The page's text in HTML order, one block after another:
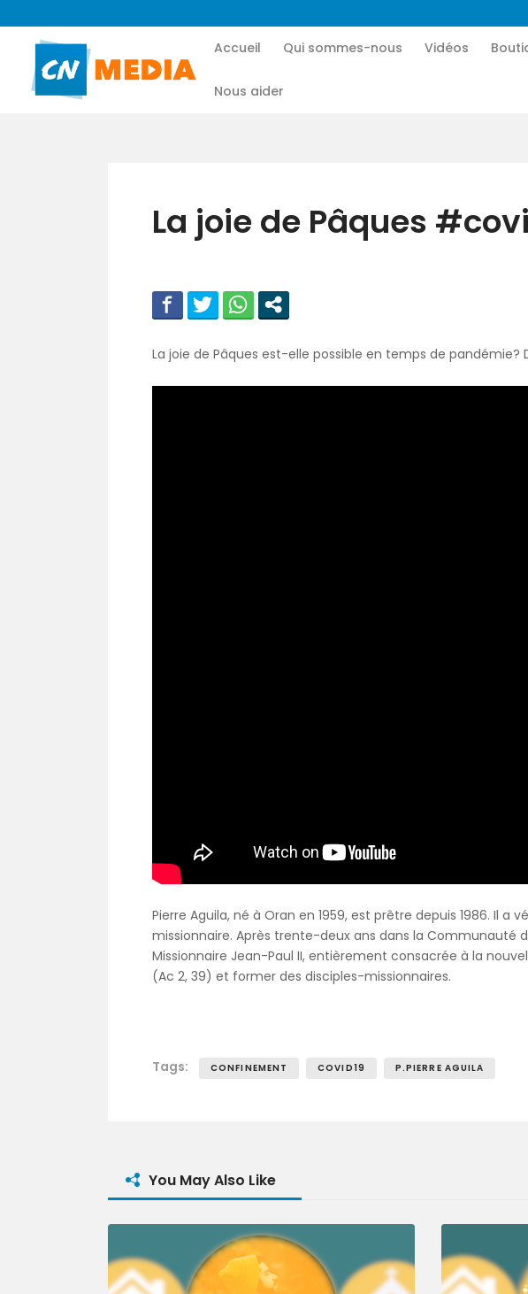
Accueil Qui sommes-nous Vidéos
Nous aider
La joie de Pâques
La joie de Pâques est-elle possible en temps de
Pierre Aguila, né à Oran en 1959, est prêtre depuis 1986. Il
missionnaire. Après trente-deux ans dans la Communauté
Missionnaire Jean-Paul II, entièrement consacrée à la
(Ac 2, 39) et former des disciples-missionnaires.
Tags: CONFINEMENT COVID19 P.PIERRE AGUILA
You May Also Like